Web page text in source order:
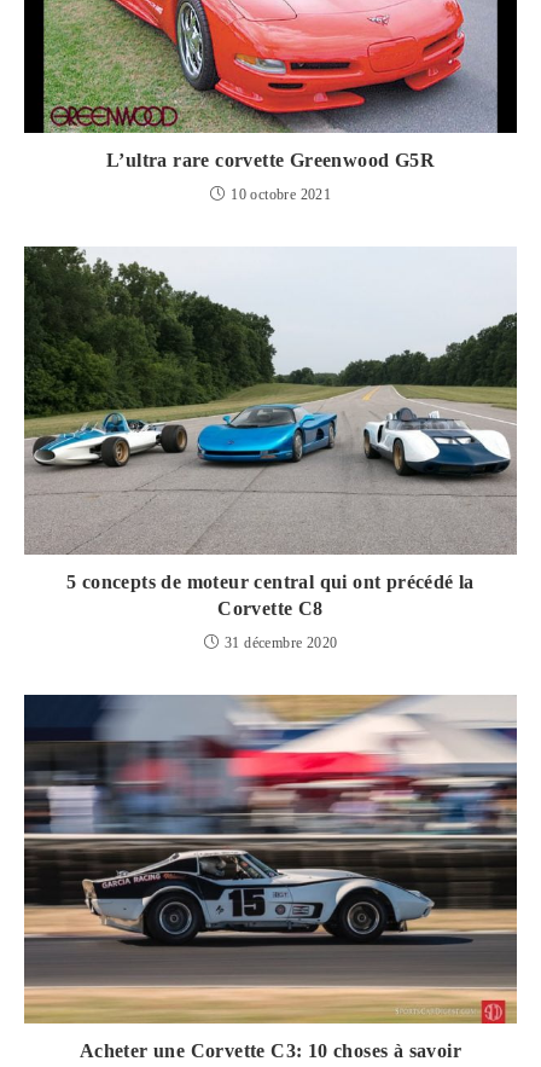
L’ultra rare corvette Greenwood G5R
10 octobre 2021
5 concepts de moteur central qui ont précédé la
Corvette C8
31 décembre 2020
Acheter une Corvette C3: 10 choses à savoir